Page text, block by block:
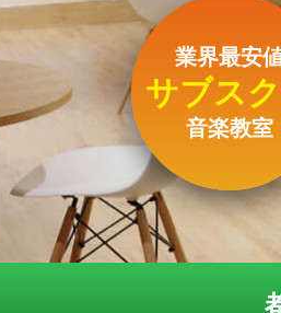
業界最安
サブス
音楽教室